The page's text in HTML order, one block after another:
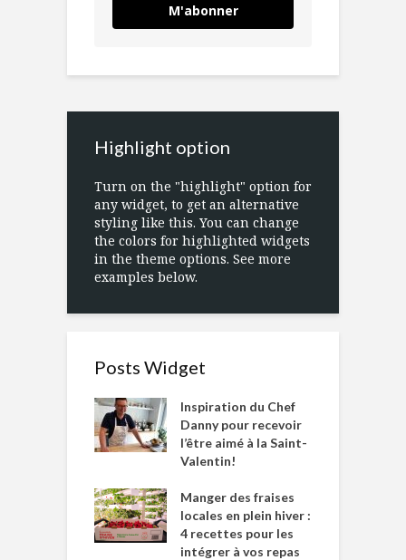
M'abonner
Highlight option
Turn on the "highlight" option for
any widget, to get an alternative
styling like this. You can change
the colors for highlighted widgets
in the theme options. See more
examples below.
Posts Widget
Inspiration du Chef
Danny pour recevoir
l’être aimé à la Saint-
Valentin!
Manger des fraises
locales en plein hiver :
4 recettes pour les
intégrer à vos repas